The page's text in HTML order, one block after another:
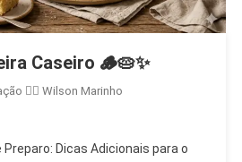
Caseiro 🪵🥧✨
👨‍⚖️​ Wilson Marinho
Dicas Adicionais para o